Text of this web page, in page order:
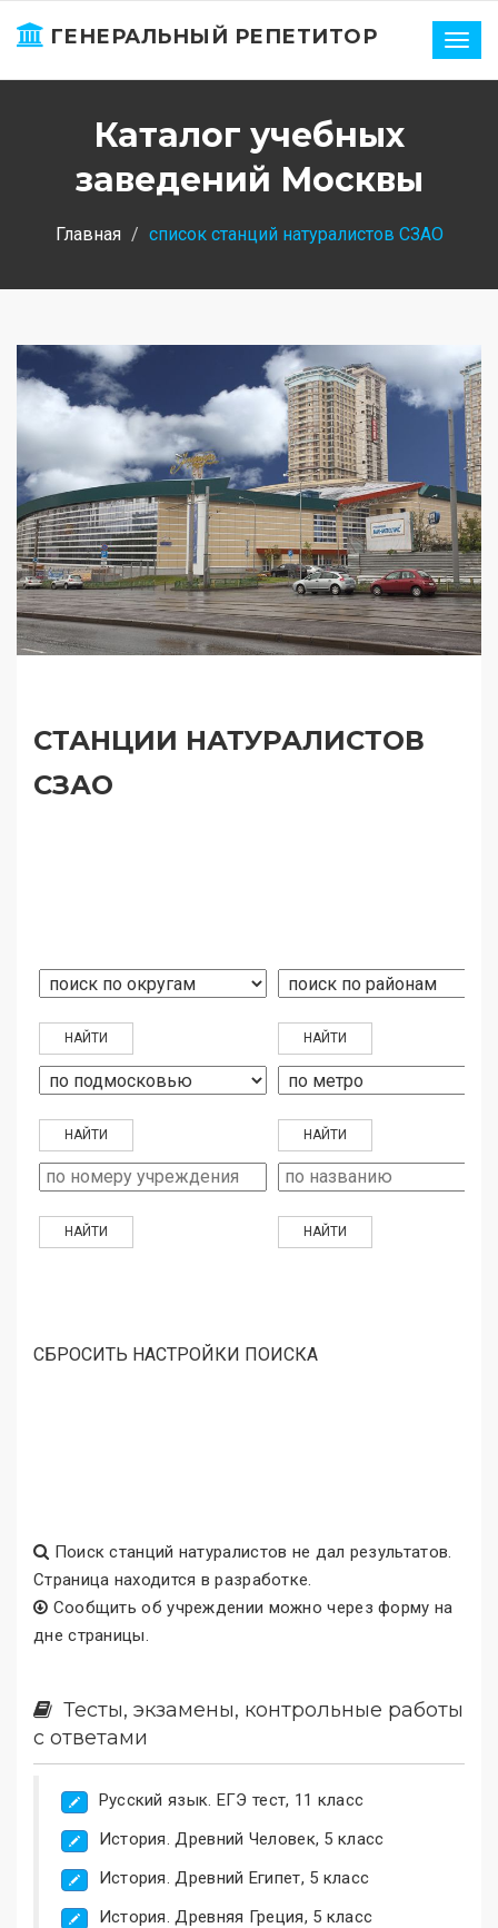
ГЕНЕРАЛЬНЫЙ РЕПЕТИТОР
Каталог учебных
заведений Москвы
Главная список станций натуралистов СЗАО
СТАНЦИИ НАТУРАЛИСТОВ
СЗАО
СБРОСИТЬ НАСТРОЙКИ ПОИСКА
Поиск станций натуралистов не дал результатов.
Страница находится в разработке.
Сообщить об учреждении можно через форму на
дне страницы.
Тесты, экзамены, контрольные работы
с ответами
Русский язык. ЕГЭ тест, 11 класс
История. Древний Человек, 5 класс
История. Древний Египет, 5 класс
История. Древняя Греция, 5 класс